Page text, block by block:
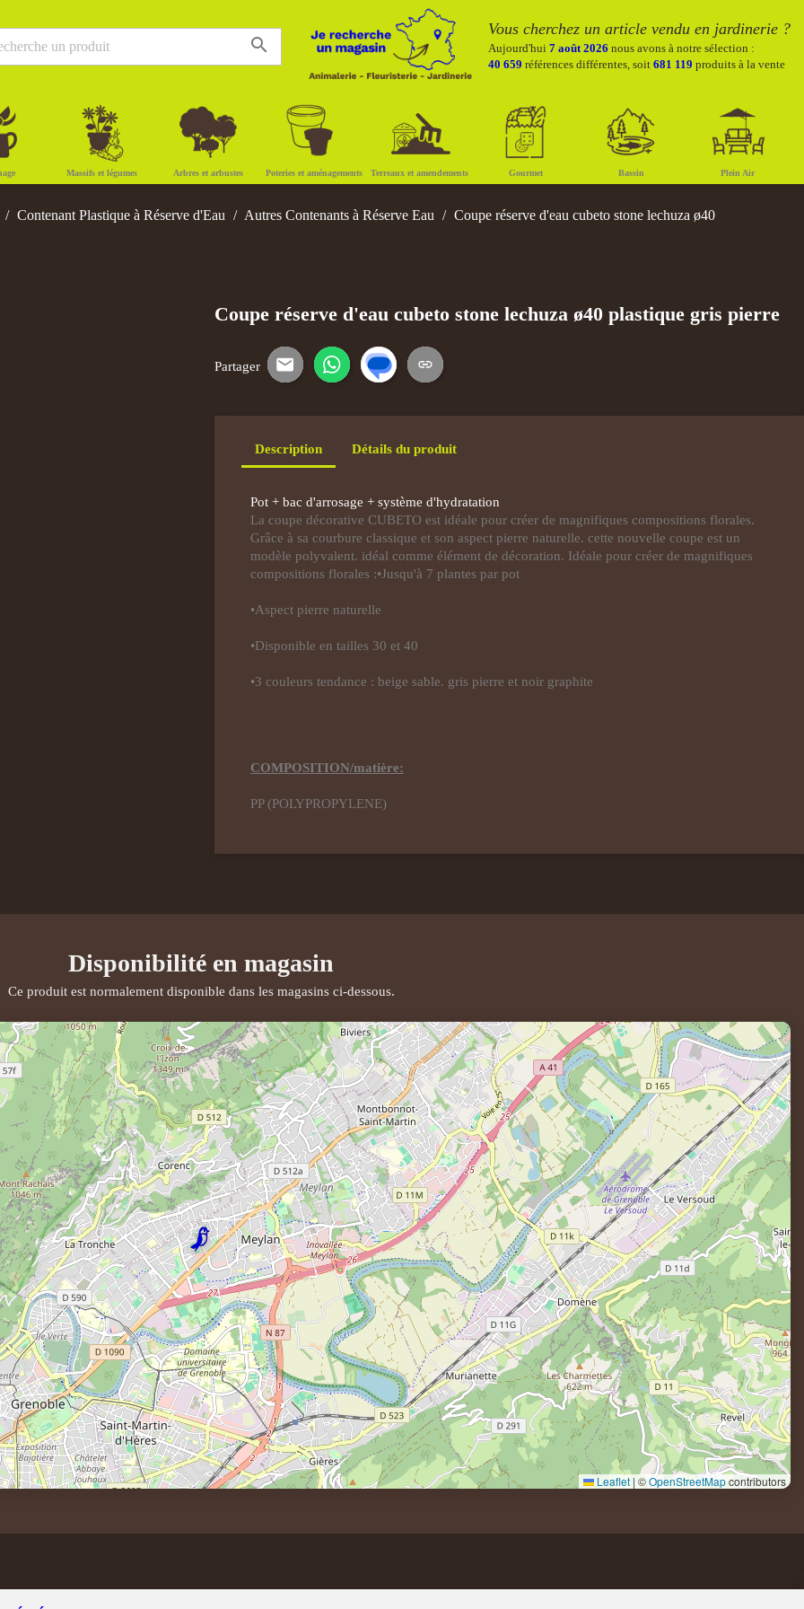
search
Vous cherchez un article vendu en jardinerie ?
Aujourd'hui 7 août 2026 nous avons à notre sélection :
40 659 références différentes, soit 681 119 produits à la vente
Massifs et légumes Arbres et arbustes Poteries et aménagements Terreaux et amendements Gourmet Bassin Plein Air
Contenant Plastique à Réserve d'Eau Autres Contenants à Réserve Eau Coupe réserve d'eau cubeto stone lechuza ø40
Coupe réserve d'eau cubeto stone lechuza ø40 plastique gris pierre
Partager E-mail WhatsApp
SMS Copier le lien
Description Détails du produit
Pot + bac d'arrosage + système d'hydratation
La coupe décorative CUBETO est idéale pour créer de magnifiques compositions florales.
Grâce à sa courbure classique et son aspect pierre naturelle. cette nouvelle coupe est un
modèle polyvalent. idéal comme élément de décoration. Idéale pour créer de magnifiques
compositions florales :•Jusqu'à 7 plantes par pot
•Aspect pierre naturelle
•Disponible en tailles 30 et 40
•3 couleurs tendance : beige sable. gris pierre et noir graphite
COMPOSITION/matière:
PP (POLYPROPYLENE)
Disponibilité en magasin
Ce produit est normalement disponible dans les magasins ci-dessous.
Leaflet | ©OpenStreetMapcontributors